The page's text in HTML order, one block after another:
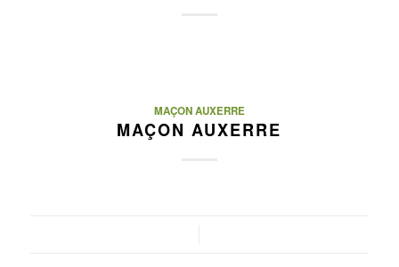
MAÇON AUXERRE
MAÇON AUXERRE